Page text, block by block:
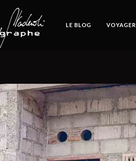
LE BLOG VOYAGER